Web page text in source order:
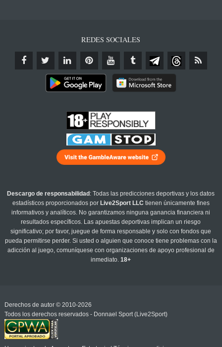
REDES SOCIALES
Descargo de responsabilidad : Todas las predicciones deportivas y los datos
estadísticos proporcionados por Live2Sport LLC tienen únicamente fines
informativos y analíticos. No garantizamos ninguna ganancia financiera ni
resultados específicos. Las apuestas deportivas implican un riesgo
significativo; por favor, juegue de forma responsable y solo con fondos que
pueda permitirse perder. Si usted o alguien que conoce tiene problemas con la
adicción al juego, comuníquese con organizaciones de apoyo profesional de
inmediato.18+
Derechos de autor © 2010-2026
Todos los derechos reservados - Donnael Sport (Live2Sport)